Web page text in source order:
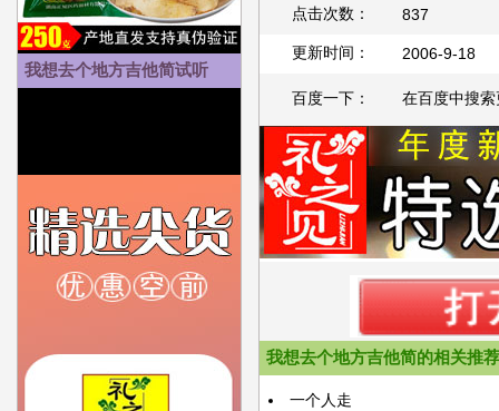
我想去个地方吉他简试听
点击次数： 837
更新时间： 2006-9-18
百度一下： 在百度中搜
我想去个地方吉他简的相关推荐
一个人走